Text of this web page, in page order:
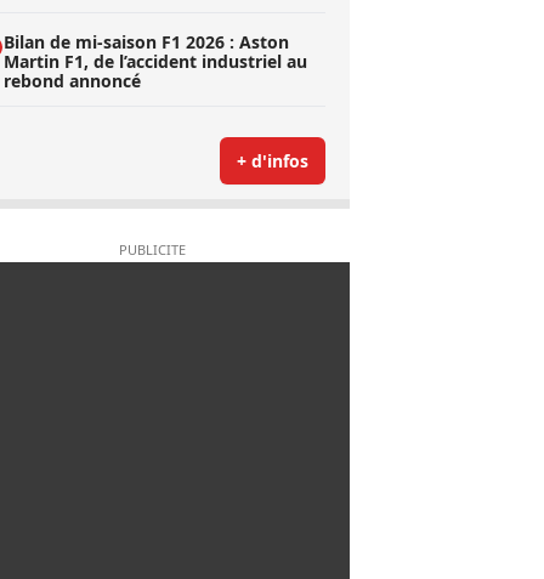
Bilan de mi-saison F1 2026 : Aston
Martin F1, de l’accident industriel au
rebond annoncé
+ d'infos